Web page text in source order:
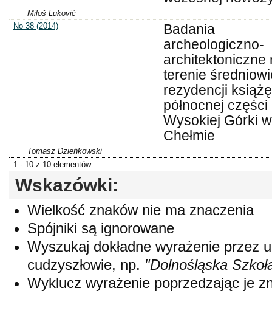
Miloš Luković
No 38 (2014)
Badania
archeologiczno-
architektoniczne
terenie
rezydencji
północnej części
Wysokiej Górki w
Chełmie
Tomasz Dzieńkowski
1 - 10 z 10 elementów
Wskazówki:
Wielkość znaków nie ma znaczenia
Spójniki są ignorowane
Wyszukaj dokładne wyrażenie przez
cudzyszłowie, np. "Dolnośląska
Wyklucz wyrażenie poprzedzając je